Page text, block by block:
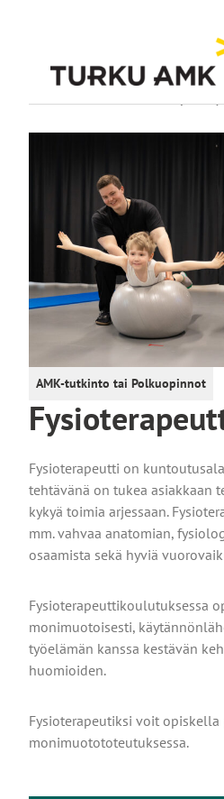
AMK-tutkinto tai Polkuopinnot
Fysioterapeutti on
tehtävänä on tukea asiakkaan
kykyä toimia arjessaan.
mm. vahvaa anatomian,
osaamista sekä hyviä
Fysioterapeuttikoulutuksessa
monimuotoisesti,
työelämän kanssa kestävän
huomioiden.
Fysioterapeutiksi voit opiskella
monimuotototeutuksessa.